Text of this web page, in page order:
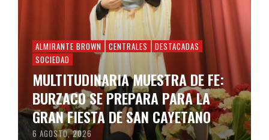
ALMIRANTE BROWN CENTRALES
DESTACADAS
SOCIEDAD
MULTITUDINARIA MUESTRA DE FE:
BURZACO SE PREPARA PARA LA
GRAN FIESTA DE SAN CAYETANO
6 AGOSTO, 2026